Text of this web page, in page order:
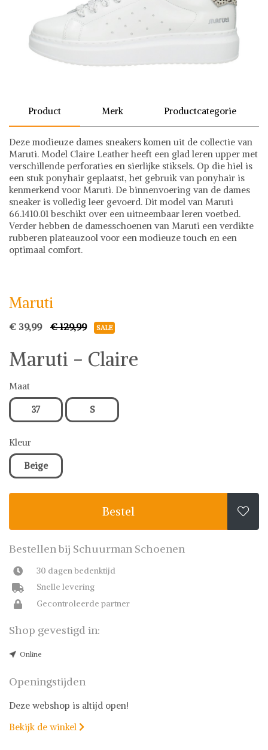
Product Merk Productcategorie
Deze modieuze dames sneakers komen uit de collectie van
Maruti. Model Claire Leather heeft een glad leren upper met
verschillende perforaties en sierlijke stiksels. Op die hiel is
een stuk ponyhair geplaatst, het gebruik van ponyhair is
kenmerkend voor Maruti. De binnenvoering van de dames
sneaker is volledig leer gevoerd. Dit model van Maruti
66.1410.01 beschikt over een uitneembaar leren voetbed.
Verder hebben de damesschoenen van Maruti een verdikte
rubberen plateauzool voor een modieuze touch en een
optimaal comfort.
Maruti
€ 39,99 € 129,99 SALE
Maruti - Claire
Maat
37 S
Kleur
Beige
Bestel 
Bestellen bij Schuurman Schoenen
30 dagen bedenktijd
Snelle levering
Gecontroleerde partner
Shop gevestigd in:
Online
Openingstijden
Deze webshop is altijd open!
Bekijk de winkel 